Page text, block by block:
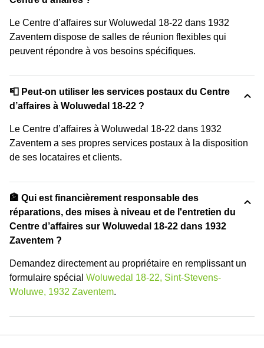
Le Centre d’affaires sur Woluwedal 18-22 dans 1932
Zaventem dispose de salles de réunion flexibles qui
peuvent répondre à vos besoins spécifiques.
📮 Peut-on utiliser les services postaux du Centre
d’affaires à Woluwedal 18-22 ?
Le Centre d’affaires à Woluwedal 18-22 dans 1932
Zaventem a ses propres services postaux à la disposition
de ses locataires et clients.
🏦 Qui est financièrement responsable des
réparations, des mises à niveau et de l'entretien du
Centre d’affaires sur Woluwedal 18-22 dans 1932
Zaventem ?
Demandez directement au propriétaire en remplissant un
formulaire spécial Woluwedal 18-22, Sint-Stevens-
Woluwe, 1932 Zaventem.